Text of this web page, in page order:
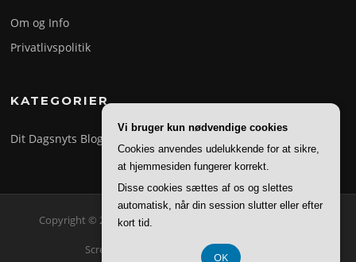
Om og Info
Privatlivspolitik
KATEGORIER
Dit Dagsnyts Blog
Copyright © 2026 Dit Dagsnyt. Alle rettigheder forbeholdes.
Screenr parallax theme af FameThemes
Vi bruger kun nødvendige cookies
Cookies anvendes udelukkende for at sikre,
at hjemmesiden fungerer korrekt.
Disse cookies sættes af os og slettes
automatisk, når din session slutter eller efter
kort tid.
OK